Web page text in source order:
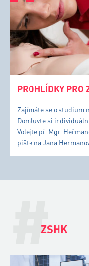
PROHLÍDKY PRO
Zajímáte se o studium
Domluvte si
Volejte pí. Mgr.
pište na
#
ZSHK